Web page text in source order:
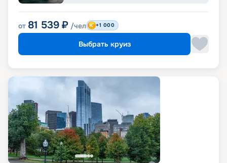
от 81 539 ₽ /чел +1 000
Выбрать круиз